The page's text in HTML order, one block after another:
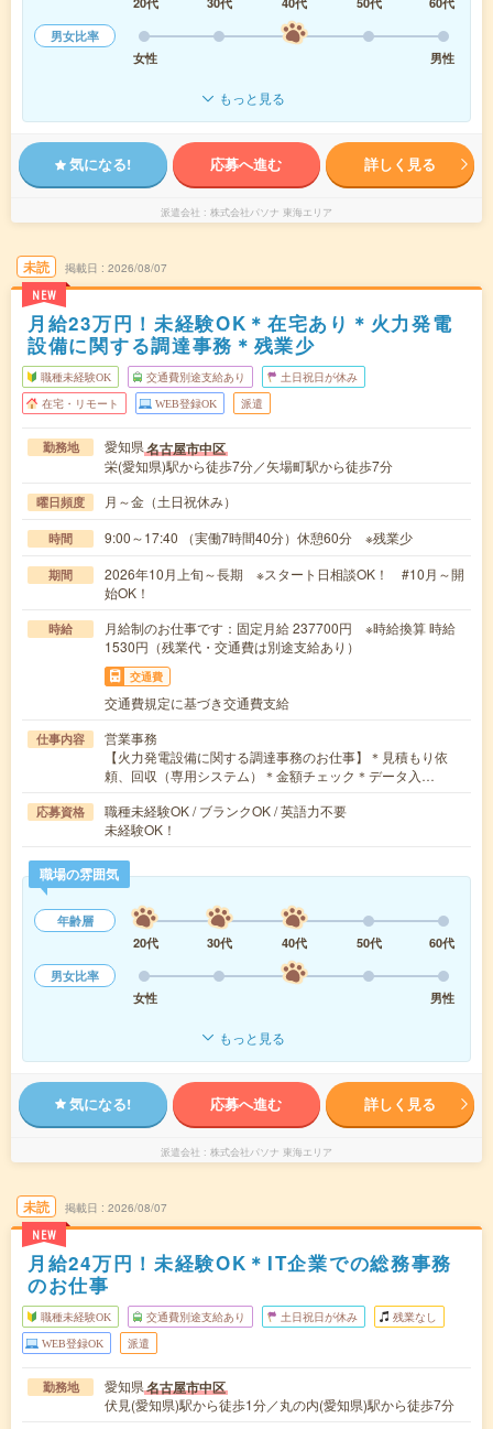
男女比率
女性
男性
もっと見る
気になる! 応募へ進む 詳しく見る
派遣会社 株式会社パソナ 東海エリア
未読
NEW
掲載日 2026/08/07
月給23万円！未経験OK＊在宅あり＊火力発電
設備に関する調達事務＊残業少
職種未経験OK 交通費別途支給あり 土日祝日が休み
在宅・リモート WEB登録OK 派遣
勤務地 愛知県名古屋市中区
栄(愛知県)駅から徒歩7分／矢場町駅から徒歩7分
曜日頻度 月～金（土日祝休み）
時間 9:00～17:40 （実働7時間40分）休憩60分 ※残業少
期間
2026年10月上旬～長期 ※スタート日相談OK！ #10月～開
始OK！
時給
月給制のお仕事です：固定月給 237700円 ※時給換算 時給
1530円（残業代・交通費は別途支給あり）
交通費
交通費規定に基づき交通費支給
仕事内容
営業事務
【火力発電設備に関する調達事務のお仕事】＊見積もり依
頼、回収（専用システム）＊金額チェック＊データ入…
応募資格
職種未経験OK / ブランクOK / 英語力不要
未経験OK！
職場の雰囲気
年齢層
20代
30代 40代 50代
60代
男女比率
女性
男性
もっと見る
気になる! 応募へ進む 詳しく見る
派遣会社 株式会社パソナ 東海エリア
未読
NEW
掲載日 2026/08/07
月給24万円！未経験OK＊IT企業での総務事務
のお仕事
職種未経験OK 交通費別途支給あり 土日祝日が休み 残業なし
WEB登録OK 派遣
勤務地 愛知県名古屋市中区
伏見(愛知県)駅から徒歩1分／丸の内(愛知県)駅から徒歩7分